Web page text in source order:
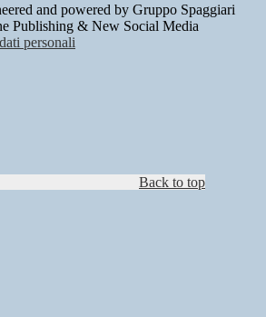
and powered by Gruppo Spaggiari
Publishing & New Social Media
personali
Back to top